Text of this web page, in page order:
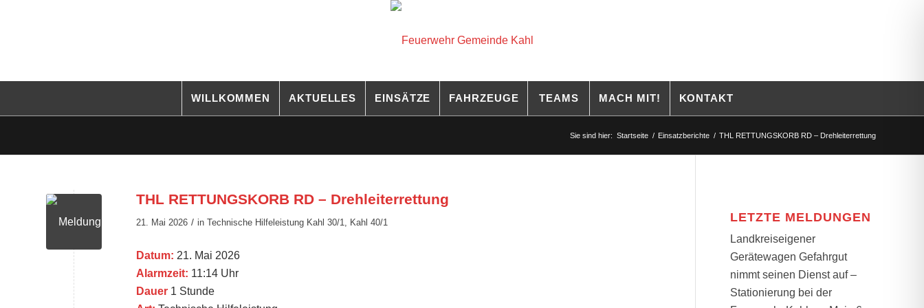
WILLKOMMEN AKTUELLES EINSÄTZE FAHRZEUGE TEAMS MACH MIT! KONTAKT
Sie sind hier: Startseite / Einsatzberichte / THL RETTUNGSKORB RD – Drehleiterrettung
THL RETTUNGSKORB RD – Drehleiterrettung
21. Mai 2026 / in Technische Hilfeleistung Kahl 30/1, Kahl 40/1
Datum: 21. Mai 2026
Alarmzeit: 11:14 Uhr
Dauer 1 Stunde
LETZTE MELDUNGEN
Landkreiseigener
Gerätewagen Gefahrgut
nimmt seinen Dienst auf –
Stationierung bei der